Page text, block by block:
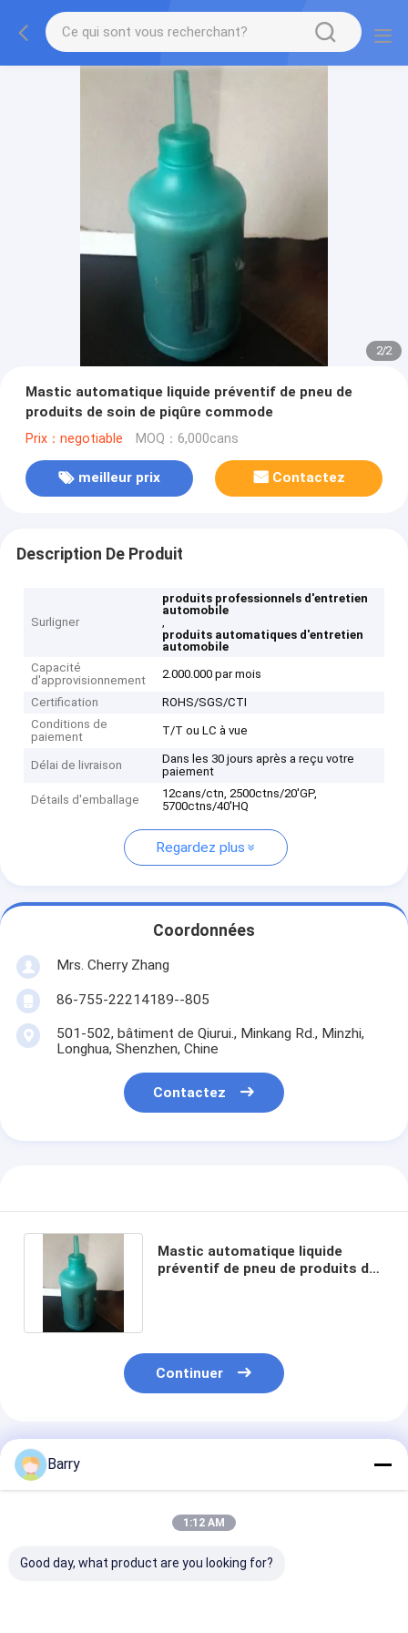
2/2
Mastic automatique liquide préventif de pneu de
produits de soin de piqûre commode
Prix：negotiable MOQ：6,000cans
meilleur prix Contactez
Description De Produit
Surligner
produits professionnels d'entretien
automobile
,
produits automatiques d'entretien
automobile
Capacité
d'approvisionnement
2.000.000 par mois
Certification
ROHS/SGS/CTI
Conditions de
paiement
T/T ou LC à vue
Délai de livraison
Dans les 30 jours après a reçu votre
paiement
Détails d'emballage
12cans/ctn, 2500ctns/20'GP,
5700ctns/40'HQ
Regardez plus
Coordonnées
Mrs. Cherry Zhang
86-755-22214189--805
501-502, bâtiment de Qiurui., Minkang Rd., Minzhi,
Longhua, Shenzhen, Chine
Contactez
Mastic automatique liquide
préventif de pneu de produits de
Continuer
Produits Recommandés
Barry
1:12 AM
Good day, what product are you looking for?